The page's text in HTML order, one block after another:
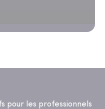
pour les professionnels